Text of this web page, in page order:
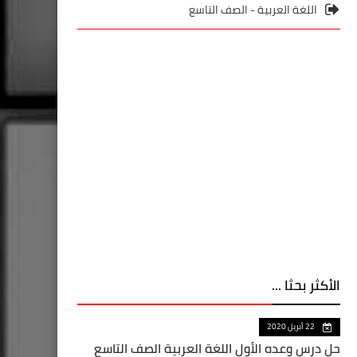
اللغة العربية - الصف التاسع
الأكثر بحثا ...
22 أبريل 2020
حل درس وعده الأول اللغة العربية الصف التاسع